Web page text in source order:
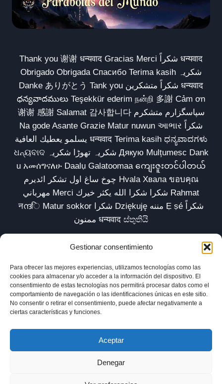
Gestionar consentimiento
Para ofrecer las mejores experiencias, utilizamos tecnologías como las
cookies para almacenar y/o acceder a la información del dispositivo. El
consentimiento de estas tecnologías nos permitirá procesar datos como el
comportamiento de navegación o las identificaciones únicas en este sitio.
No consentir o retirar el consentimiento, puede afectar negativamente a
ciertas características y funciones.
Aceptar
Denegar
Thank you 谢谢 धन्यवाद Gracias Merci شكراً धन्यवाद
Obrigado Obrigada Спасибо Terima kasih شکریہ
Danke ありがとう Tank you شكراً متشكرين धन्यवाद
ధన్యవాదములు Teşekkür ederim நன்றி 多謝 Cảm ơn
谢谢 感謝 Salamat 감사합니다 سپاسگزارم متشکرم
Na gode Asante Grazie Matur nuwun આભાર شكراً
يسلمو يعطيك العافية धन्यवाद Terima kasih ಧನ್ಯವಾದಗಳು
ଧନ୍ୟବାଦ شکریہ تھوڑا شکریہ Дякую Mulțumesc Dank
u አመሰግናለሁ Daalụ Galatoomaa ကျေးဇူးတင်ပါတယ်
چوخ ساغ اول تشکر ائدیرم Hvala Хвала ขอบคุณ
مهرباني Merci شكرا شكرا الله يكثر خيرك Rahmat
नന്ദि Matur sokkor شكرا Dziękuję مننه Ẹ ṣé شكراً
ممنون धन्यवाद ස්තුතියි
Inicio Biblioteca Parábolas TV
Comunidad
Esencia
Blog
Política de privacidad
Aviso legal
Política de cookies (UE)